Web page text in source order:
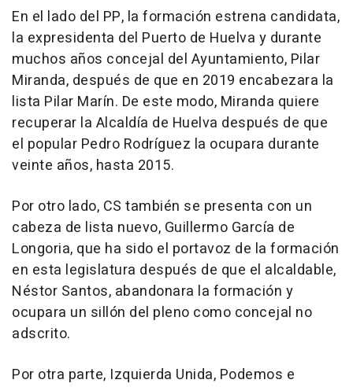
En el lado del PP, la formación estrena candidata,
la expresidenta del Puerto de Huelva y durante
muchos años concejal del Ayuntamiento, Pilar
Miranda, después de que en 2019 encabezara la
lista Pilar Marín. De este modo, Miranda quiere
recuperar la Alcaldía de Huelva después de que
el popular Pedro Rodríguez la ocupara durante
veinte años, hasta 2015.
Por otro lado, CS también se presenta con un
cabeza de lista nuevo, Guillermo García de
Longoria, que ha sido el portavoz de la formación
en esta legislatura después de que el alcaldable,
Néstor Santos, abandonara la formación y
ocupara un sillón del pleno como concejal no
adscrito.
Por otra parte, Izquierda Unida, Podemos e